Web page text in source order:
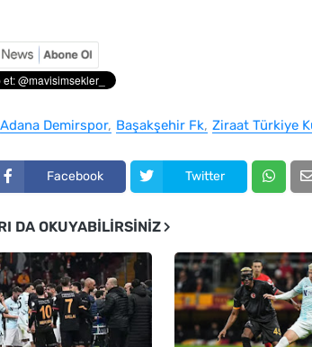
Adana Demirspor Başakşehir Fk Ziraat Türkiye
Facebook Twitter
DA OKUYABILIRSINIZ